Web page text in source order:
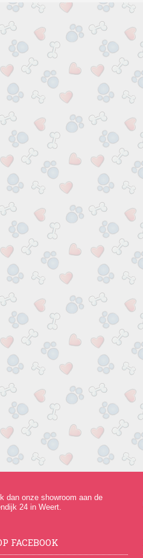
dan onze showroom aan de
24in Weert.
FACEBOOK